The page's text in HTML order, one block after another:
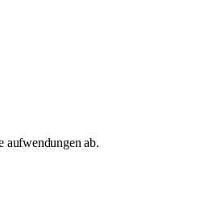
aufwendungen ab.